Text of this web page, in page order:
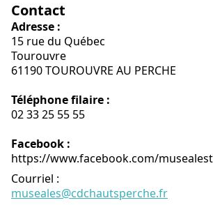
Contact
Adresse :
15 rue du Québec
Tourouvre
61190 TOUROUVRE AU PERCHE
Téléphone filaire :
02 33 25 55 55
Facebook :
https://www.facebook.com/
Courriel :
museales@cdchautsperche.fr